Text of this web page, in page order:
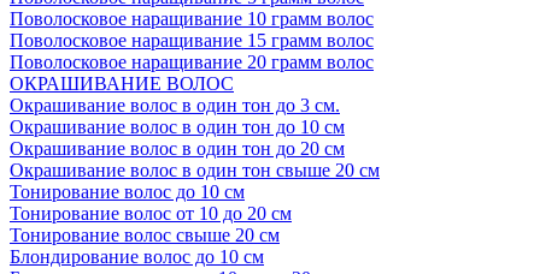
Поволосковое наращивание 10 грамм волос
Поволосковое наращивание 15 грамм волос
Поволосковое наращивание 20 грамм волос
ОКРАШИВАНИЕ ВОЛОС
Окрашивание волос в один тон до 3 см.
Окрашивание волос в один тон до 10 см
Окрашивание волос в один тон до 20 см
Окрашивание волос в один тон свыше 20 см
Тонирование волос до 10 см
Тонирование волос от 10 до 20 см
Тонирование волос свыше 20 см
Блондирование волос до 10 см